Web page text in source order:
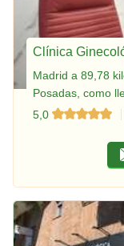
Clínica
Madrid a 89,78
Posadas, como
5,0